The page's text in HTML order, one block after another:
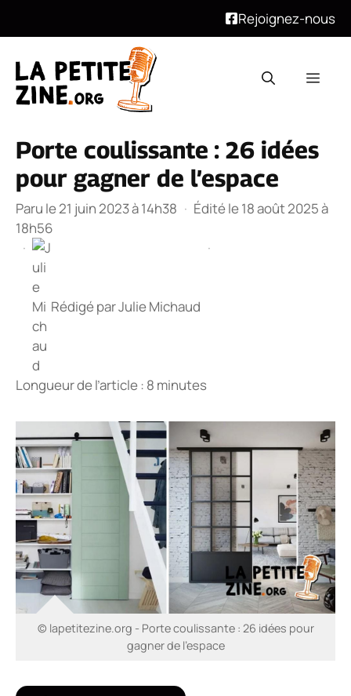
Rejoignez-nous
contenu
Porte coulissante : 26 idées
pour gagner de l’espace
Paru le 21 juin 2023 à 14h38 · Édité le 18 août 2025 à
18h56
·
Rédigé parJulie Michaud
·
Longueur de l’article : 8 minutes
© lapetitezine.org - Porte coulissante : 26 idées pour
gagner de l’espace